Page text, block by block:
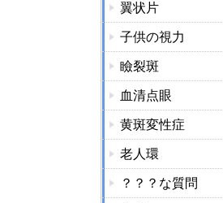
翼状片
子供の視力
瞼裂斑
血清点眼
黄斑変性症
老人環
？？？な質問